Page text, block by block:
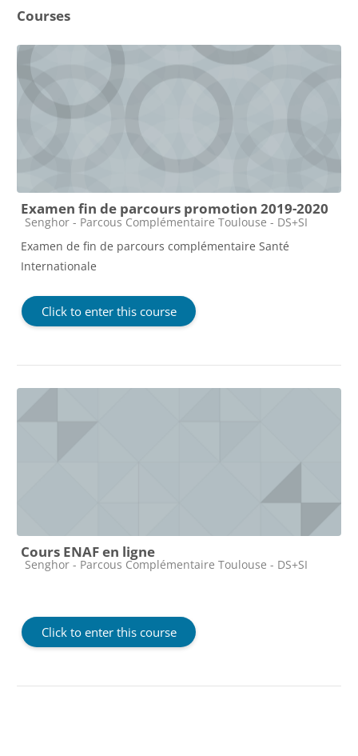
Courses
Examen fin de parcours promotion 2019-2020
Course category
Senghor - Parcous Complémentaire Toulouse - DS+SI
Examen de fin de parcours complémentaire Santé
Internationale
Click to enter this course
Cours ENAF en ligne
Course category
Senghor - Parcous Complémentaire Toulouse - DS+SI
Click to enter this course